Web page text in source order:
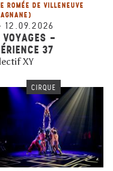
ROMÉE DE VILLENEUVE
12.09.2026
VOYAGES -
37
XY
CIRQUE